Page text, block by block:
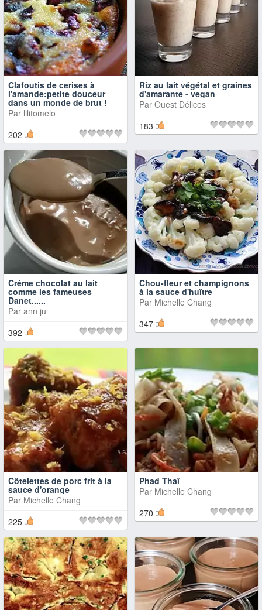
Clafoutis de cerises à
l'amande:petite douceur
dans un monde de brut !
Par lilitomelo
202
Riz au lait végétal et graines
d'amarante - vegan
Par Ouest Délices
183
Créme chocolat au lait
comme les fameuses
Danet......
Par ann ju
392
Chou-fleur et champignons
à la sauce d'huître
Par Michelle Chang
347
Côtelettes de porc frit à la
sauce d'orange
Par Michelle Chang
225
Phad Thaï
Par Michelle Chang
270